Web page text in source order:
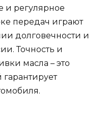
и регулярное
передач играют
долговечности и
Точность и
масла – это